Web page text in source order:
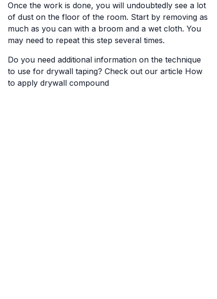
Once the work is done, you will undoubtedly see a lot
of dust on the floor of the room. Start by removing as
much as you can with a broom and a wet cloth. You
may need to repeat this step several times.
Do you need additional information on the technique
to use for drywall taping? Check out our article How
to apply drywall compound